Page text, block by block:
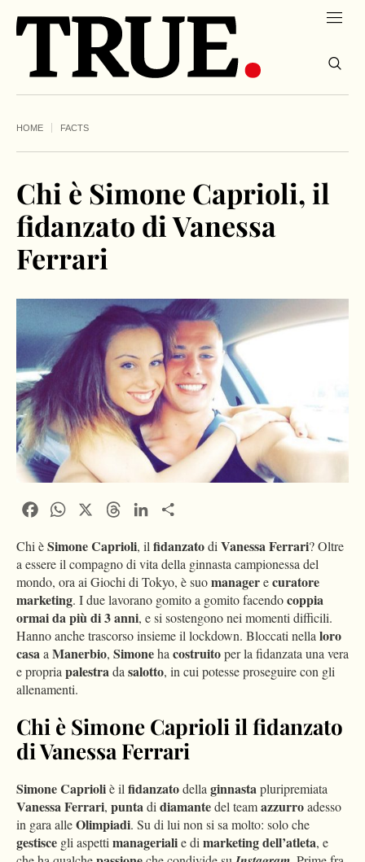
HOME FACTS
Chi è Simone Caprioli, il
fidanzato di Vanessa
Ferrari
FacebookWhatsApp ThreadsLinkedIn
Chi èSimone Caprioli, il fidanzatodi VanessaFerrari? Oltre
a essere il compagno di vita della ginnasta campionessa del
mondo, ora ai Giochi di Tokyo, è suomanagerecuratore
marketing. I due lavorano gomito a gomito facendocoppia
ormai da più di 3 anni, e si sostengono nei momenti difficili.
Hanno anche trascorso insieme il lockdown. Bloccati nella loro
casaa Manerbio, Simoneha costruitoper la fidanzata una vera
e propria palestrada salotto, in cui potesse proseguire con gli
allenamenti.
Chi è Simone Caprioli il fidanzato
di Vanessa Ferrari
SimoneCaprioliè il fidanzatodella ginnastapluripremiata
VanessaFerrari, puntadi diamantedel teamazzurroadesso
in gara alleOlimpiadi. Su di lui non si sa molto: solo che
gestisce gli aspetti managerialie di marketingdell’atleta, e